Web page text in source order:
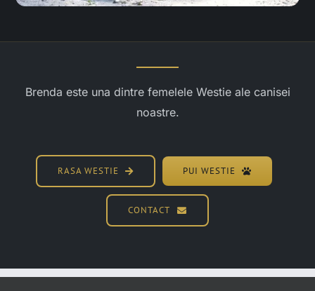
Brenda este una dintre femelele Westie ale canisei
noastre.
RASA WESTIE PUI WESTIE
CONTACT